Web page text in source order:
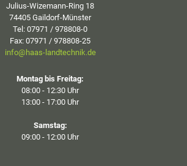
Julius-Wizemann-Ring 18
74405 Gaildorf-Münster
Tel: 07971 / 978808-0
Fax: 07971 / 978808-25
info@haas-landtechnik.de
Montag bis Freitag:
08:00 - 12:30 Uhr
13:00 - 17:00 Uhr
Samstag:
09:00 - 12:00 Uhr